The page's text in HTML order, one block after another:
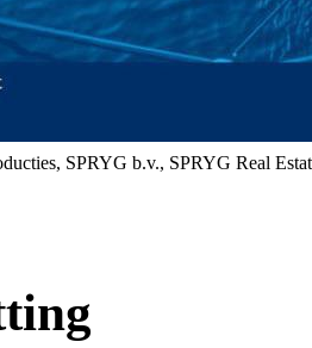
SPRYG b.v., SPRYG Real